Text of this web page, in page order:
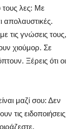
τους λες: Με
απολαυστικές.
τις γνώσεις τους,
χιούμορ. Σε
Ξέρεις ότι οι
μαζί σου: Δεν
τις ειδοποιήσεις